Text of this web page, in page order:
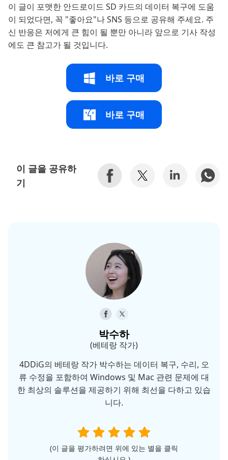
이 글이 포맷한 안드로이드 SD 카드의 데이터 복구에 도움
이 되었다면, 꼭 "좋아요"나 SNS 등으로 공유해 주세요. 주
신 반응은 저에게 큰 힘이 될 뿐만 아니라 앞으로 기사 작성
에도 큰 참고가 될 것입니다.
바로 구매
바로 구매
이 글을 공유하
기
박수하
(베테랑 작가)
4DDiG의 베테랑 작가 박수하는 데이터 복구, 수리, 오
류 수정을 포함하여 Windows 및 Mac 관련 문제에 대
한 최상의 솔루션을 제공하기 위해 최선을 다하고 있습
니다.
(이 글을 평가하려면 위에 있는 별을 클릭